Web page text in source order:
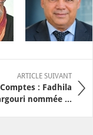
ARTICLE SUIVANT
: Fadhila
nommée ...